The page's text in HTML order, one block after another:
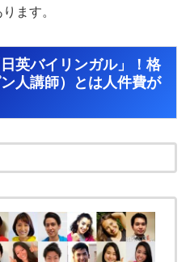
ます。
英バイリンガル」！格
人講師）とは人件費が